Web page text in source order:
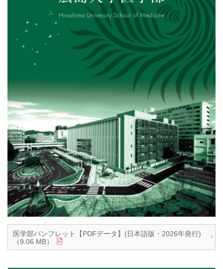
医学部パンフレット【PDFデータ】(日本語版・2026年発行)
（9.06 MB）